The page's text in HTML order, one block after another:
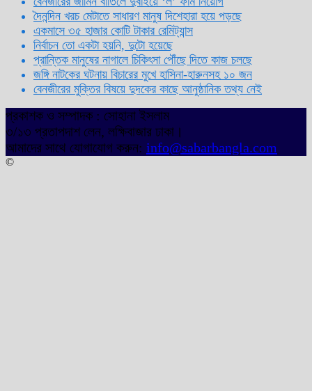
দৈনন্দিন খরচ মেটাতে সাধারণ মানুষ দিশেহারা হয়ে পড়ছে
একমাসে ৩৫ হাজার কোটি টাকার রেমিট্যান্স
নির্বাচন তো একটা হয়নি, দুটো হয়েছে
প্রান্তিক মানুষের নাগালে চিকিৎসা পৌঁছে দিতে কাজ চলছে
জঙ্গি নাটকের ঘটনায় বিচারের মুখে হাসিনা-হারুনসহ ১০ জন
বেনজীরের মুক্তির বিষয়ে দুদকের কাছে আনুষ্ঠানিক তথ্য নেই
প্রকাশক ও সম্পাদক : সোহানা ইসলাম
৩/১৩ প্রতাপদাশ লেন, লক্ষিবাজার ঢাকা।
আমাদের সাথে যোগাযোগ করুন: info@sabarbangla.com
©